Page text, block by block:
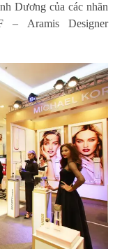
Dương của các nhãn
– Aramis Designer